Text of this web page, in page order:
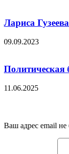
Лариса
09.09.2023
Политическая
11.06.2025
Ваш адрес email не